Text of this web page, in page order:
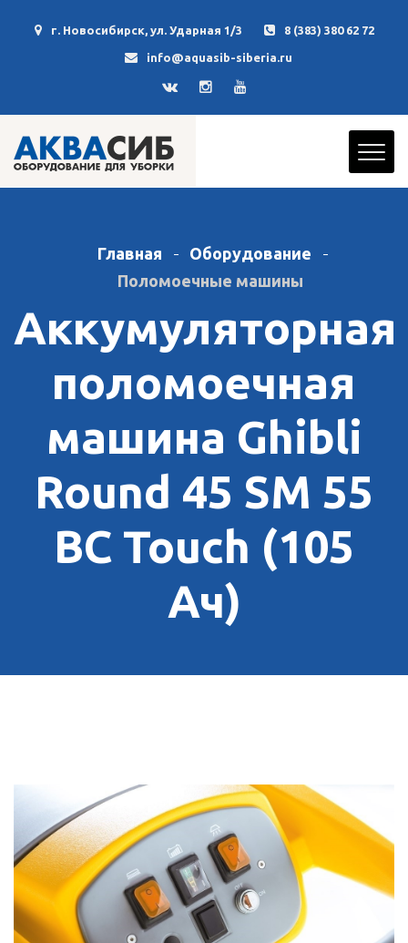
г. Новосибирск, ул. Ударная 1/3 8 (383) 380 62 72
info@aquasib-siberia.ru
Главная
Оборудование
Поломоечные машины
Аккумуляторная
поломоечная
машина Ghibli
Round 45 SM 55
BC Touch (105
Ач)